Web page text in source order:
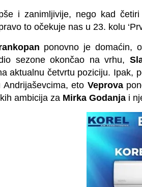
i zanimljivije, nego kad
to očekuje nas u 23. kolu
ponovno je domaćin,
sezone okončao na vrhu,
aktualnu četvrtu poziciju. Ipak,
Andrijaševcima, eto Veprova
ambicija za Mirka Godanja i